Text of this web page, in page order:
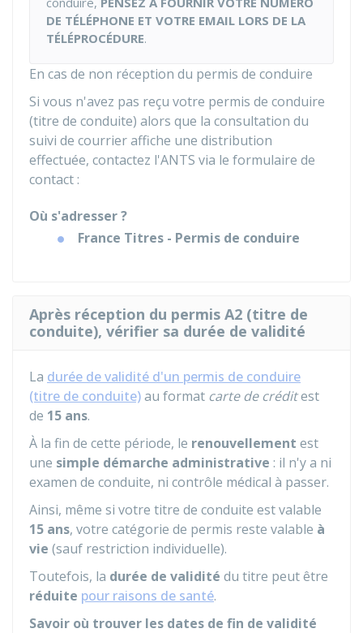
DE TÉLÉPHONE ET VOTRE EMAIL LORS DE LA
TÉLÉPROCÉDURE.
En cas de non réception du permis de conduire
Si vous n'avez pas reçu votre permis de conduire
(titre de conduite) alors que la consultation du
suivi de courrier affiche une distribution
effectuée, contactez l'ANTS via le formulaire de
contact :
Où s'adresser ?
France Titres - Permis de conduire
Après réception du permis A2 (titre de
conduite), vérifier sa durée de validité
La durée de validité d'un permis de conduire
(titre de conduite)au format carte de créditest
de 15 ans.
À la fin de cette période, le renouvellement est
une simple démarche administrative : il n'y a ni
examen de conduite, ni contrôle médical à passer.
Ainsi, même si votre titre de conduite est valable
15 ans, votre catégorie de permis reste valable à
vie (sauf restriction individuelle).
Toutefois, la durée de validité du titre peut être
réduite pour raisons de santé.
Savoir où trouver les dates de fin de validité